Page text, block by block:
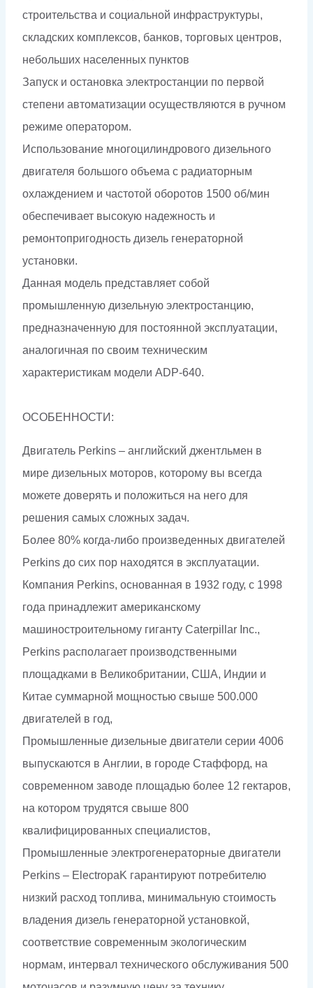
строительства и социальной инфраструктуры,
складских комплексов, банков, торговых центров,
небольших населенных пунктов
Запуск и остановка электростанции по первой
степени автоматизации осуществляются в ручном
режиме оператором.
Использование многоцилиндрового дизельного
двигателя большого объема с радиаторным
охлаждением и частотой оборотов 1500 об/мин
обеспечивает высокую надежность и
ремонтопригодность дизель генераторной
установки.
Данная модель представляет собой
промышленную дизельную электростанцию,
предназначенную для постоянной эксплуатации,
аналогичная по своим техническим
характеристикам модели ADP-640.
ОСОБЕННОСТИ:
Двигатель Perkins – английский джентльмен в
мире дизельных моторов, которому вы всегда
можете доверять и положиться на него для
решения самых сложных задач.
Более 80% когда-либо произведенных двигателей
Perkins до сих пор находятся в эксплуатации.
Компания Perkins, основанная в 1932 году, с 1998
года принадлежит американскому
машиностроительному гиганту Caterpillar Inc.,
Perkins располагает производственными
площадками в Великобритании, США, Индии и
Китае суммарной мощностью свыше 500.000
двигателей в год,
Промышленные дизельные двигатели серии 4006
выпускаются в Англии, в городе Стаффорд, на
современном заводе площадью более 12 гектаров,
на котором трудятся свыше 800
квалифицированных специалистов,
Промышленные электрогенераторные двигатели
Perkins – ElectropaK гарантируют потребителю
низкий расход топлива, минимальную стоимость
владения дизель генераторной установкой,
соответствие современным экологическим
нормам, интервал технического обслуживания 500